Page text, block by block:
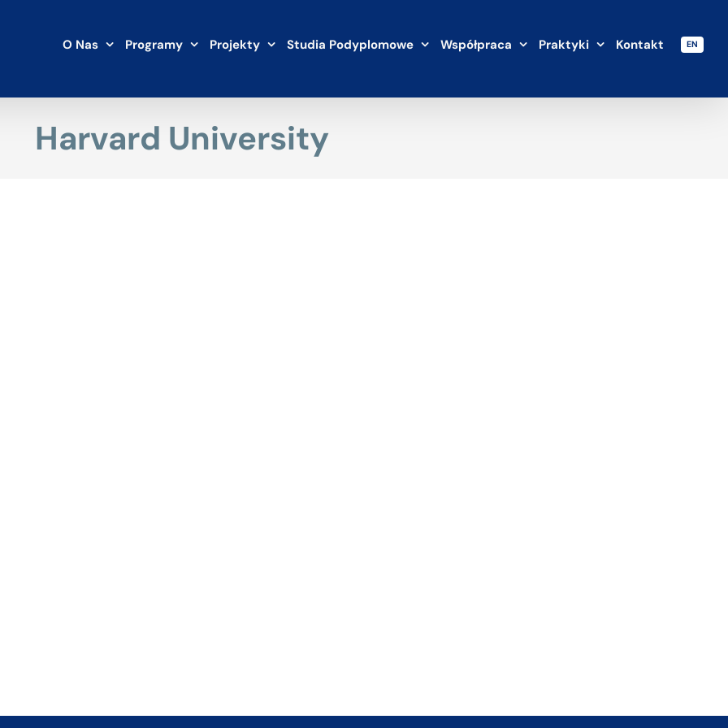
O Nas Programy Projekty Studia Podyplomowe Współpraca Praktyki Kontakt EN
Harvard University